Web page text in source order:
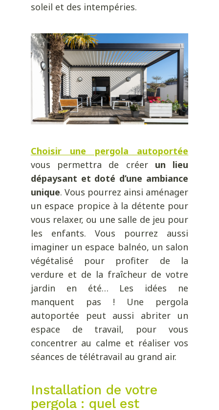
soleil et des intempéries.
Choisir une pergola autoportée
vous permettra de créer un lieu
dépaysant et doté d’une ambiance
unique. Vous pourrez ainsi aménager
un espace propice à la détente pour
vous relaxer, ou une salle de jeu pour
les enfants. Vous pourrez aussi
imaginer un espace balnéo, un salon
végétalisé pour profiter de la
verdure et de la fraîcheur de votre
jardin en été… Les idées ne
manquent pas ! Une pergola
autoportée peut aussi abriter un
espace de travail, pour vous
concentrer au calme et réaliser vos
séances de télétravail au grand air.
Installation de votre
pergola : quel est